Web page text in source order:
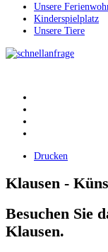
Unsere
Kinderspielplatz
Unsere Tiere
Drucken
Klausen -
Besuchen Sie
Klausen.